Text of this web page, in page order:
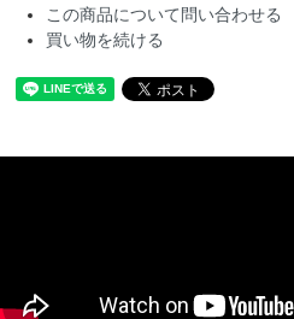
この商品について問い合わせる
買い物を続ける